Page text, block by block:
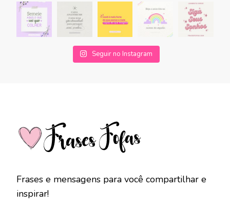
Seguir no Instagram
Frases e mensagens para você compartilhar e
inspirar!